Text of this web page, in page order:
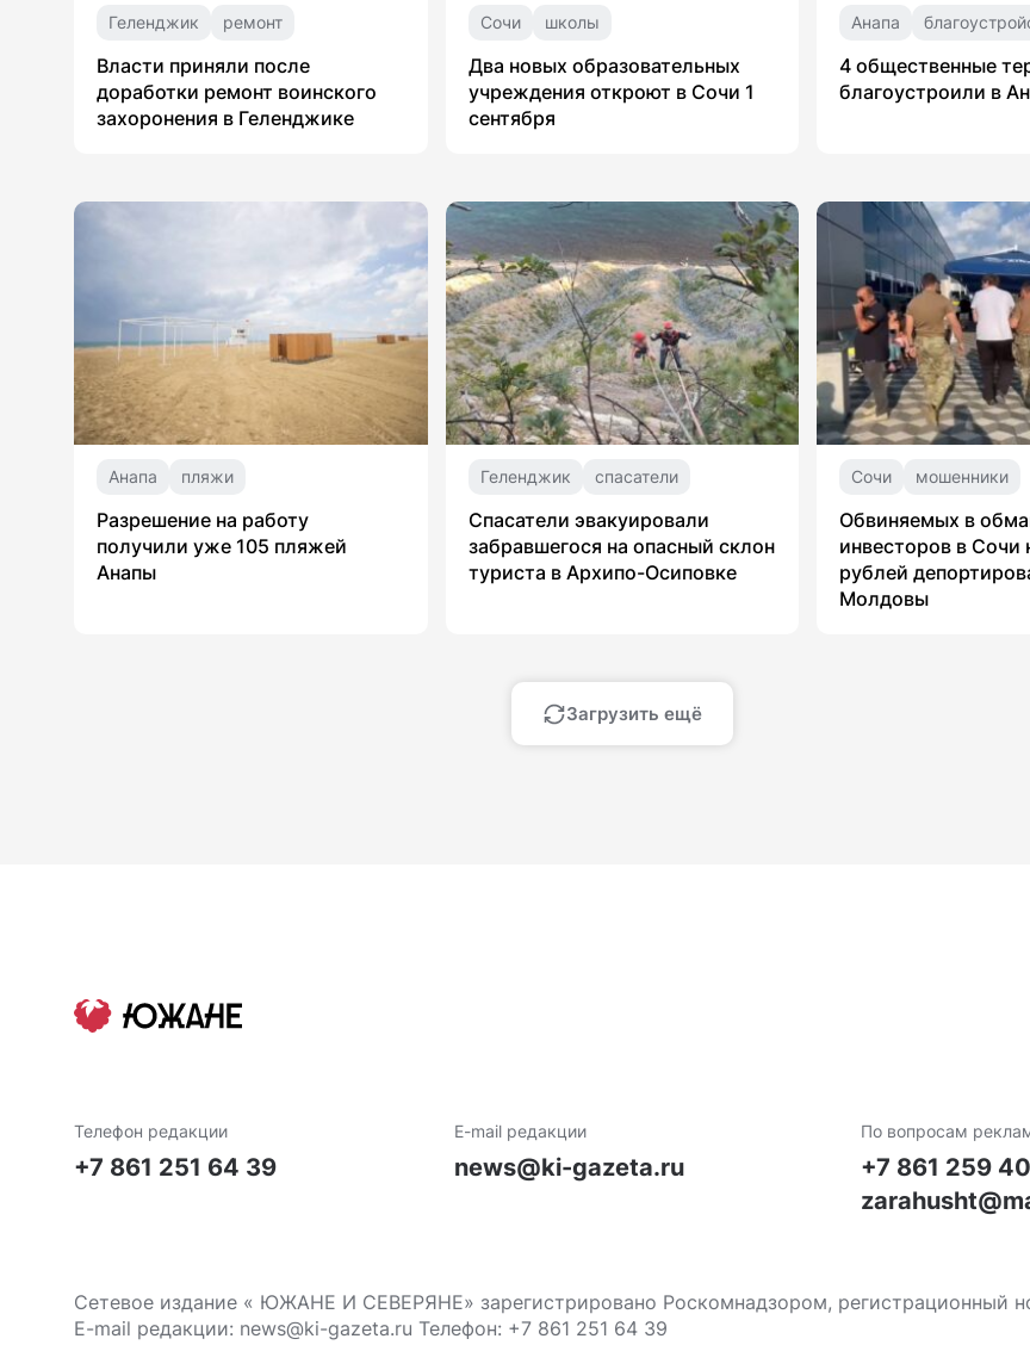
Геленджик ремонт
Власти приняли после
доработки ремонт воинского
захоронения в Геленджике
Сочи школы
Два новых образовательных
учреждения откроют в Сочи 1
сентября
Анапа
4 общественные
благоустроили в
Анапа пляжи
Разрешение на работу
получили уже 105 пляжей
Анапы
Геленджик спасатели
Спасатели эвакуировали
забравшегося на опасный склон
туриста в Архипо-Осиповке
Сочи мошенники
Обвиняемых в
инвесторов в Сочи
рублей
Молдовы
Загрузить ещё
Телефон редакции
+7 861 251 64 39
E-mail редакции
news@ki-gazeta.ru
По вопросам
+7 861 259
Сетевое издание « ЮЖАНЕ И СЕВЕРЯНЕ» зарегистрировано Роскомнадзором, регистрационный
E-mail редакции: news@ki-gazeta.ru Телефон: +7 861 251 64 39